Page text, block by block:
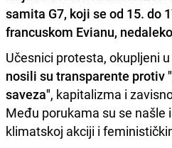
samita G7, koji se od 15. do
francuskom Evianu,
Učesnici protesta, okupljeni
nosili su transparente
saveza", kapitalizma i
Među porukama su se našle
klimatskoj akciji i